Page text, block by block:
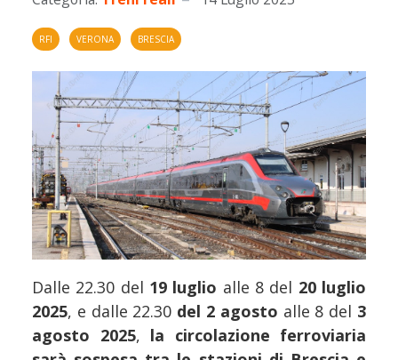
RFI VERONA BRESCIA
Dalle 22.30 del 19 luglio alle 8 del 20 luglio
2025, e dalle 22.30 del 2 agosto alle 8 del 3
agosto 2025, la circolazione ferroviaria